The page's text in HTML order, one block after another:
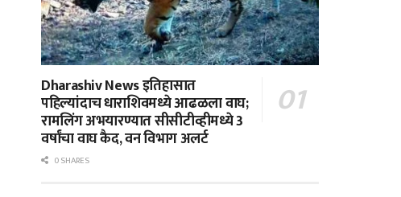
Dharashiv News इतिहासात
पहिल्यांदाच धाराशिवमध्ये आढळला वाघ;
रामलिंग अभयारण्यात सीसीटीव्हीमध्ये 3
वर्षांचा वाघ कैद, वन विभाग अलर्ट
0 SHARES